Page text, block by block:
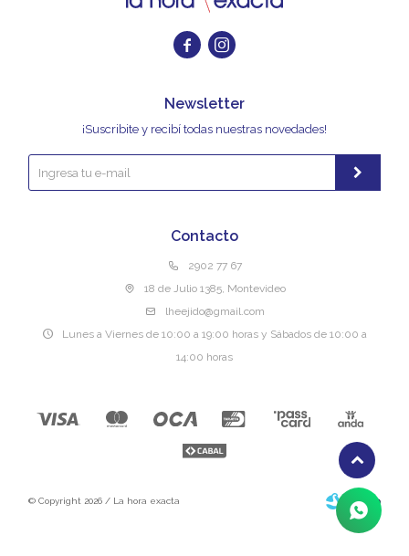
 
Contacto
2902 77 67
18 de Julio 1385, Montevideo
lheejido@gmail.com
Lunes a Viernes de 10:00 a 19:00 horas y Sábados de 10:00 a
14:00 horas
Newsletter
¡Suscribite y recibí todas nuestras novedades!
© Copyright 2026 / La hora exacta